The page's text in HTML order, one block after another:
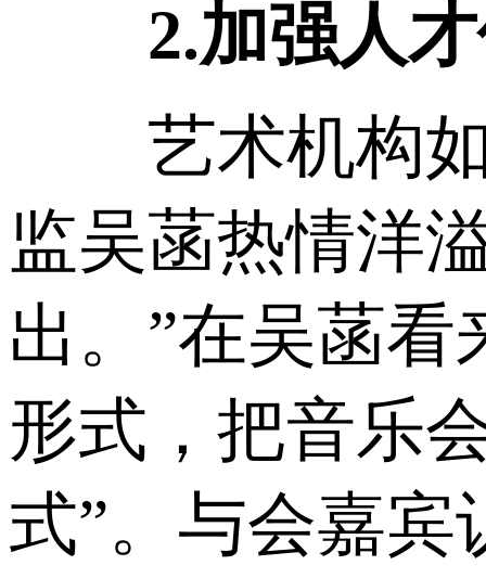
2.加强人才
艺术机构如
监吴菡热情洋
出。”在吴菡
形式，把音乐
式”。与会嘉